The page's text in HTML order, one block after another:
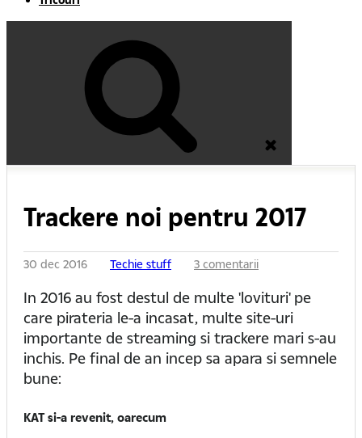
Trackere noi pentru 2017
30 dec 2016 Techie stuff 3 comentarii
In 2016 au fost destul de multe 'lovituri' pe
care pirateria le-a incasat, multe site-uri
importante de streaming si trackere mari s-au
inchis. Pe final de an incep sa apara si semnele
bune:
KAT si-a revenit, oarecum